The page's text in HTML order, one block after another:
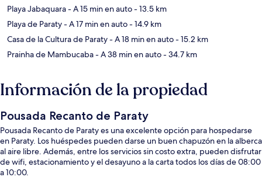
Playa Jabaquara- A 15 min en auto- 13.5 km
Playa de Paraty- A 17 min en auto- 14.9 km
Casa de la Cultura de Paraty- A 18 min en auto- 15.2 km
Prainha de Mambucaba- A 38 min en auto- 34.7 km
Información de la propiedad
Pousada Recanto de Paraty
Pousada Recanto de Paraty es una excelente opción para hospedarse
en Paraty. Los huéspedes pueden darse un buen chapuzón en la alberca
al aire libre. Además, entre los servicios sin costo extra, pueden disfrutar
de wifi, estacionamiento y el desayuno a la carta todos los días de 08:00
a 10:00.